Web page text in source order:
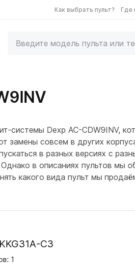
Как выбрать пульт? Где
системы Dexp AC-CDW9INV,
замены совсем в других
в разных версиях с
в описаниях пультов
какого вида пульт мы
C3
1